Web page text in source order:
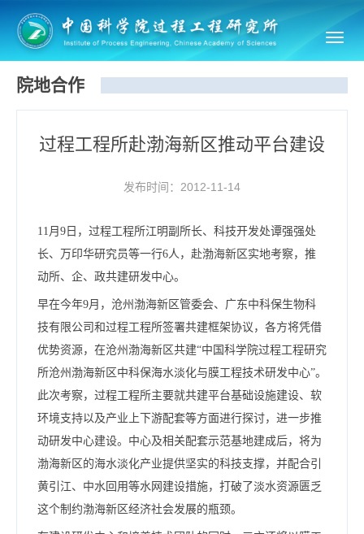
院地合作
过程工程所赴渤海新区推动平台建设
发布时间：2012-11-14
11月9日，过程工程所江明副所长、科技开发处谭强强处
长、万印华研究员等一行6人，赴渤海新区实地考察，推
动所、企、政共建研发中心。
早在今年9月，沧州渤海新区管委会、广东中科保生物科
技有限公司和过程工程所签署共建框架协议，各方将凭借
优势资源，在沧州渤海新区共建“中国科学院过程工程研究
所沧州渤海新区中科保海水淡化与膜工程技术研发中心”。
此次考察，过程工程所主要就共建平台基础设施建设、软
环境支持以及产业上下游配套等方面进行探讨，进一步推
动研发中心建设。中心及相关配套示范基地建成后，将为
渤海新区的海水淡化产业提供坚实的科技支撑，并配合引
黄引江、中水回用等水网建设措施，打破了淡水资源匮乏
这个制约渤海新区经济社会发展的瓶颈。